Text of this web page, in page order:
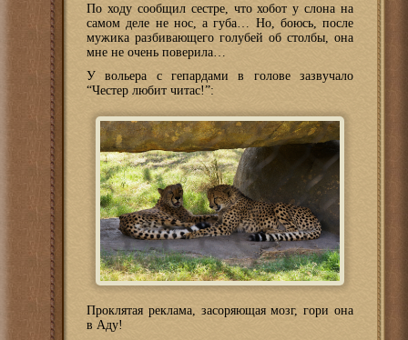
По ходу сообщил сестре, что хобот у слона на
самом деле не нос, а губа… Но, боюсь, после
мужика разбивающего голубей об столбы, она
мне не очень поверила…
У вольера с гепардами в голове зазвучало
“Честер любит читас!”:
Проклятая реклама, засоряющая мозг, гори она
в Аду!